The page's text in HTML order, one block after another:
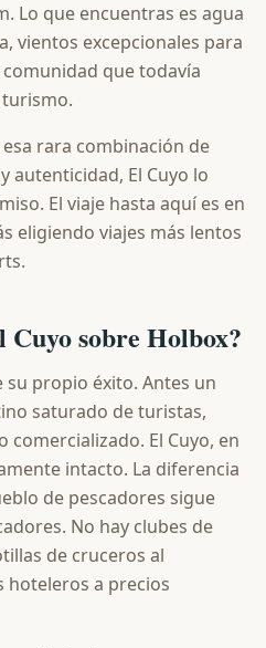
Lo que encuentras es agua
vientos excepcionales para
que todavía
rara combinación de
autenticidad, El Cuyo lo
El viaje hasta aquí es en
eligiendo viajes más lentos
sobre Holbox?
su propio éxito. Antes un
saturado de turistas,
El Cuyo, en
intacto. La diferencia
de pescadores sigue
No hay clubes de
de cruceros al
hoteleros a precios